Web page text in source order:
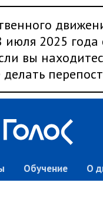
июля 2025
вы
Обучение О